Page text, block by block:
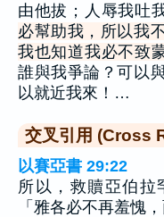
由他拔；人辱我吐
必幫助我，所以我
我也知道我必不致
誰與我爭論？可以
以就近我來！…
交叉引用 (Cross
以賽亞書 29:22
所以，救贖亞伯拉
「雅各必不再羞愧